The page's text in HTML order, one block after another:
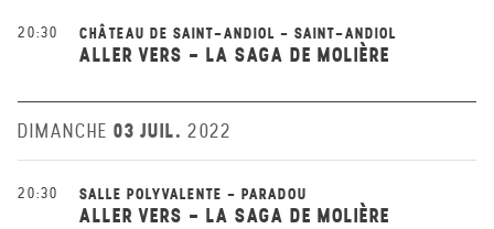
20:30 CHÂTEAU DE SAINT-ANDIOL - SAINT-ANDIOL
ALLER VERS - LA SAGA DE MOLIÈRE
DIMANCHE 03 JUIL. 2022
20:30 SALLE POLYVALENTE - PARADOU
ALLER VERS - LA SAGA DE MOLIÈRE